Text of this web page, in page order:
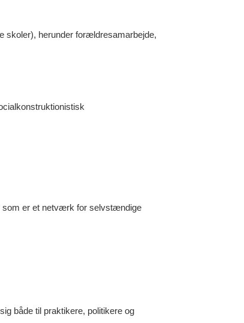
skoler), herunder forældresamarbejde,
som er et netværk for selvstændige
både til praktikere, politikere og